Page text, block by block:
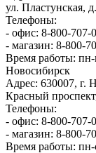
ул. Пластунская,
Телефоны:
- офис: 8-800-707-
- магазин: 8-800-
Время работы: пн-
Новосибирск
Адрес: 630007, г.
Красный
Телефоны:
- офис: 8-800-707-
- магазин: 8-800-
Время работы: пн-